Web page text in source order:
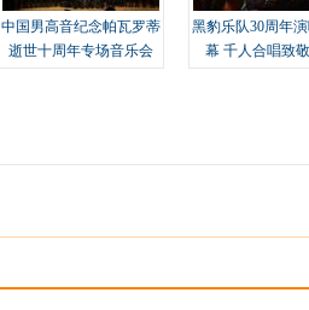
中国男高音纪念帕瓦罗蒂
逝世十周年专场音乐会
黑豹乐队30周年
幕 千人合唱致